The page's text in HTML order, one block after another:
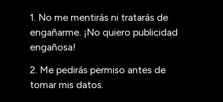
1. No me mentirás ni tratarás de
engañarme. ¡No quiero publicidad
engañosa!
2. Me pedirás permiso antes de
tomar mis datos.